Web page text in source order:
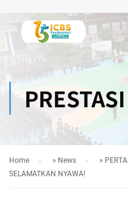
Home » News »
SELAMATKAN NYAWA!